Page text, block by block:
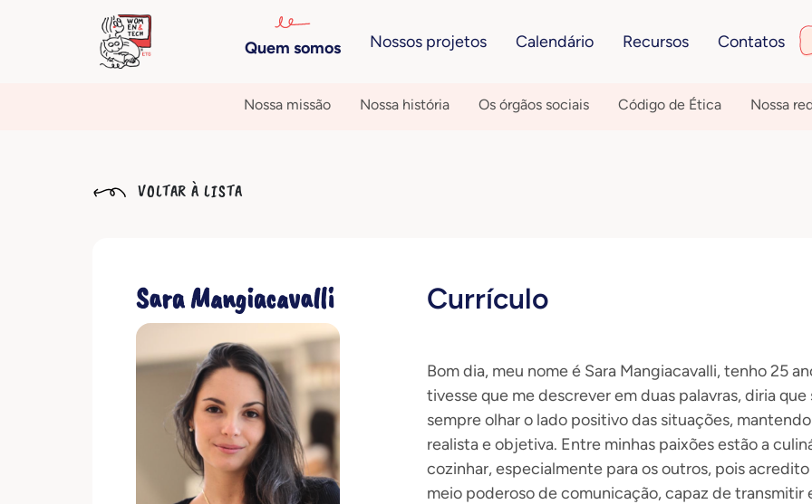
Quem somos Nossos projetos Calendário Recursos Contatos
Nossa missão Nossa história Os órgãos sociais Código de Ética Nossa
VOLTAR À LISTA
Sara Mangiacavalli Currículo
Bom dia, meu nome é Sara Mangiacavalli, tenho 25
tivesse que me descrever em duas palavras, diria
sempre olhar o lado positivo das situações,
realista e objetiva. Entre minhas paixões estão a
cozinhar, especialmente para os outros, pois
meio poderoso de comunicação, capaz de transmitir